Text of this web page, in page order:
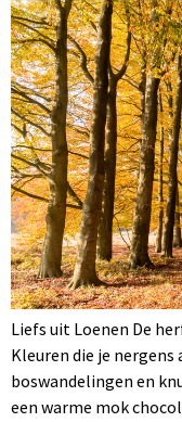
Liefs uit Loenen De
Kleuren die je
boswandelingen en
een warme mok